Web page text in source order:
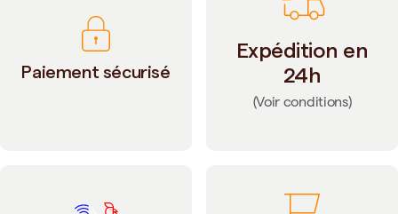
Paiement sécurisé
Expédition en
24h
(Voir conditions)